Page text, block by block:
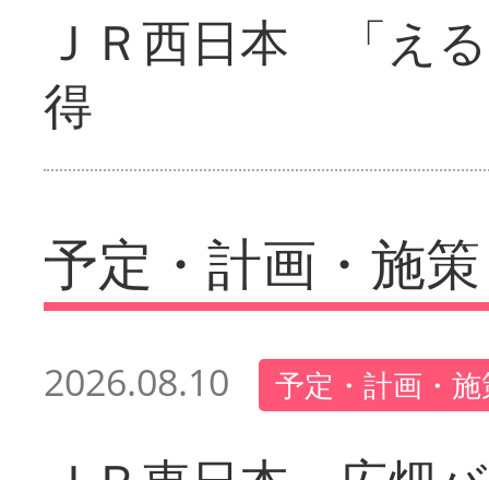
ＪＲ西日本 「え
得
予定・計画・施策
2026.08.10 予定・計画・